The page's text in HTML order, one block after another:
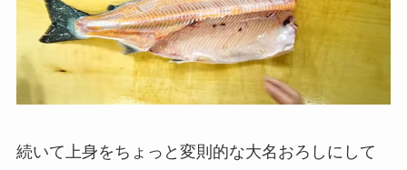
続いて上身をちょっと変則的な大名おろしにして